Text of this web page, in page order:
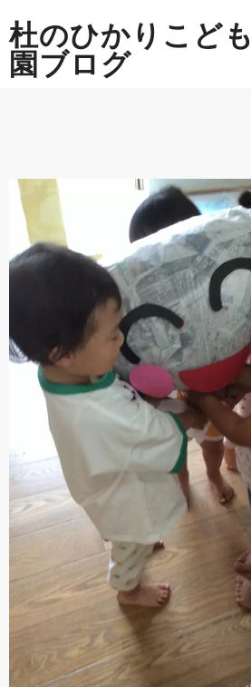
to
content
杜のひかりこども
園ブログ